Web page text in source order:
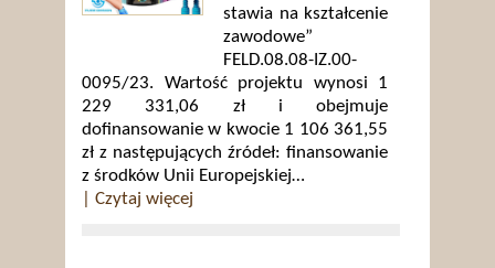
stawia na kształcenie
zawodowe”
FELD.08.08-IZ.00-
0095/23. Wartość projektu wynosi 1
229 331,06 zł i obejmuje
dofinansowanie w kwocie 1 106 361,55
zł z następujących źródeł: finansowanie
z środków Unii Europejskiej…
| Czytaj więcej